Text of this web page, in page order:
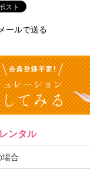
ールで送る
ンタル
場合